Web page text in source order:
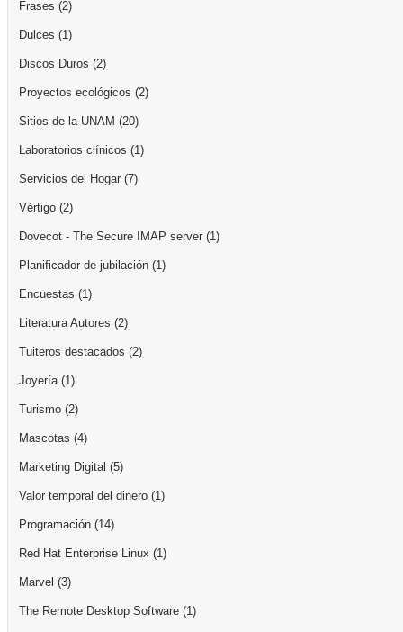
Frases (2)
Dulces (1)
Discos Duros (2)
Proyectos ecológicos (2)
Sitios de la UNAM (20)
Laboratorios clínicos (1)
Servicios del Hogar (7)
Vértigo (2)
Dovecot - The Secure IMAP server (1)
Planificador de jubilación (1)
Encuestas (1)
Literatura Autores (2)
Tuiteros destacados (2)
Joyería(1)
Turismo (2)
Mascotas (4)
Marketing Digital (5)
Valor temporal del dinero (1)
Programación (14)
Red Hat Enterprise Linux (1)
Marvel (3)
The Remote Desktop Software (1)